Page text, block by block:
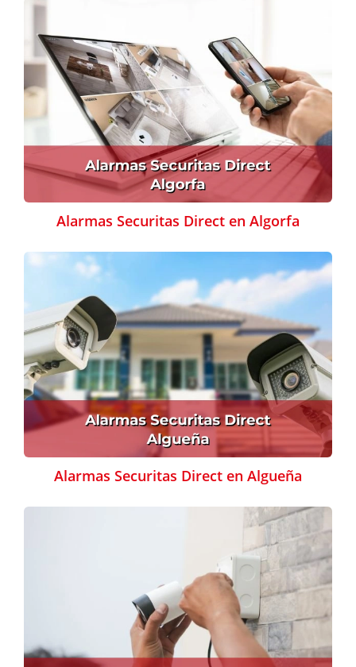
Alarmas Securitas Direct en Algorfa
Alarmas Securitas Direct en Algueña